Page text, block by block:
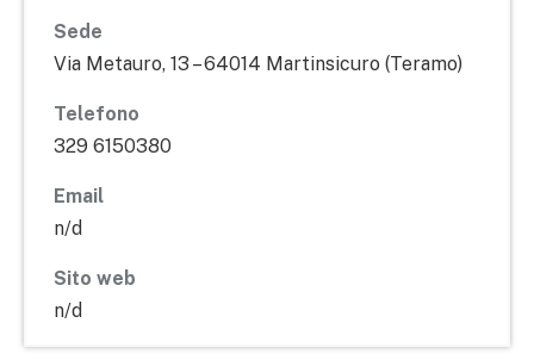
Sede
Via Metauro, 13 – 64014 Martinsicuro (Teramo)
Telefono
329 6150380
Email
n/d
Sito web
n/d